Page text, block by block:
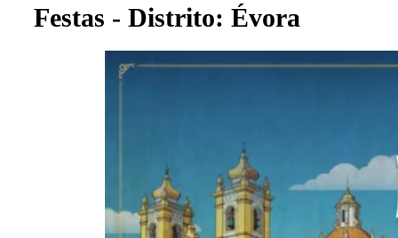
Festas - Distrito: Évora